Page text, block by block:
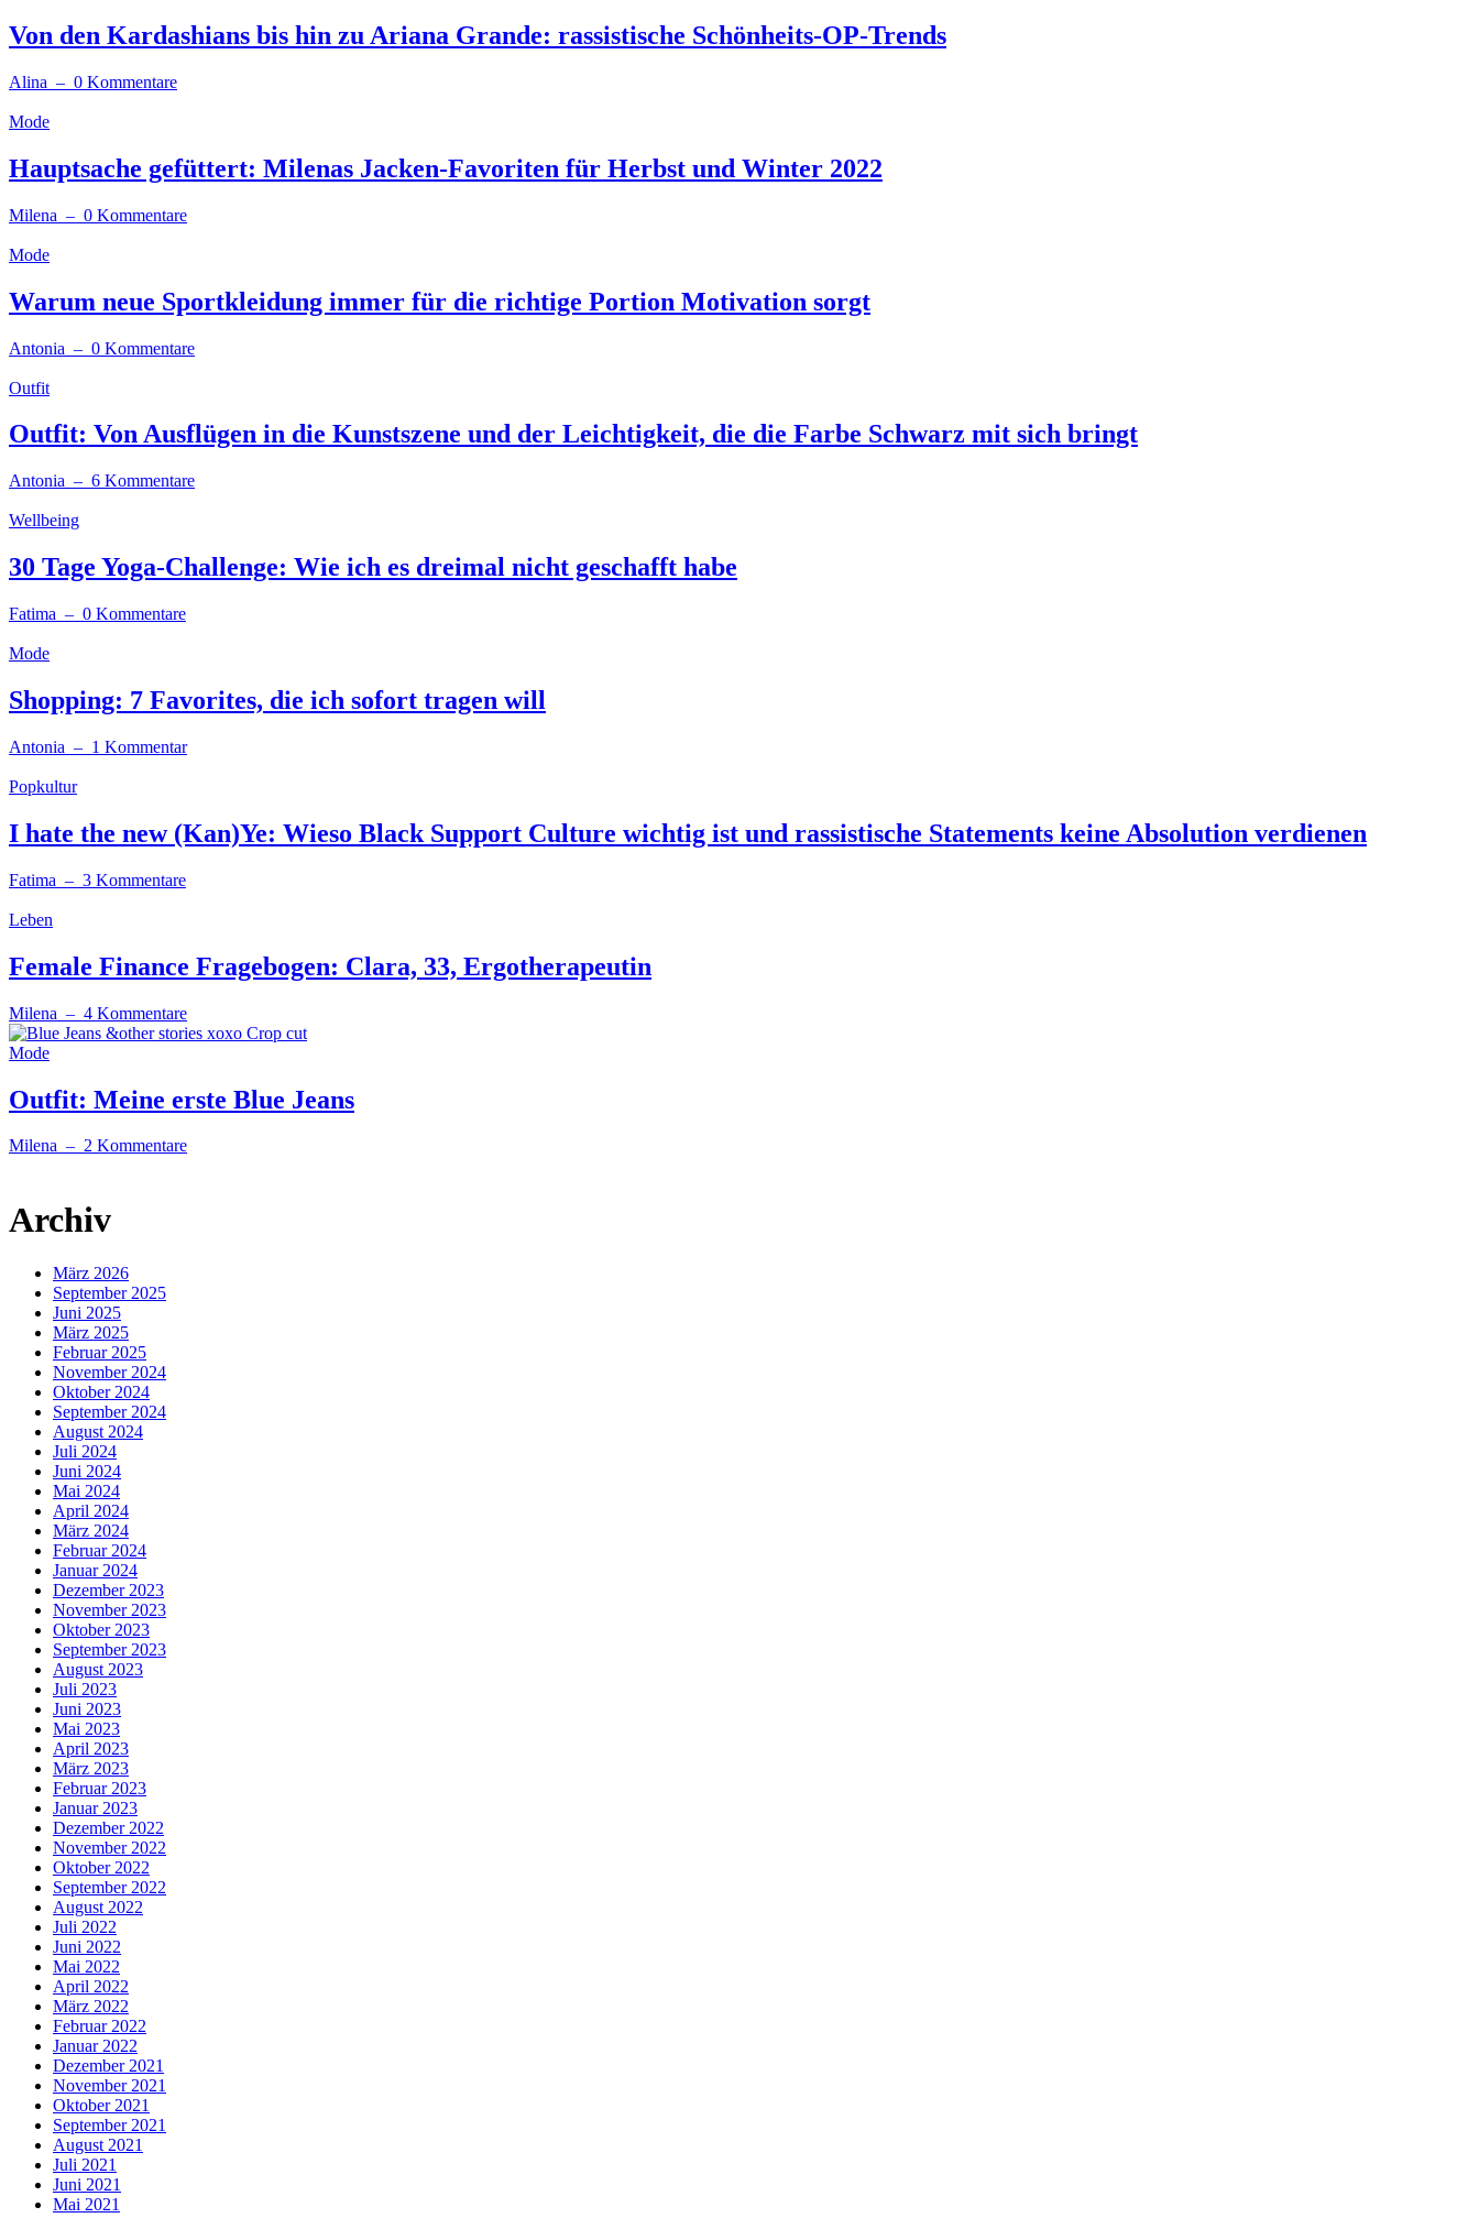
Von den Kardashians bis hin zu Ariana Grande: rassistische Schönheits-OP-Trends
Alina – 0 Kommentare
Mode
Hauptsache gefüttert: Milenas Jacken-Favoriten für Herbst und Winter 2022
Milena – 0 Kommentare
Mode
Warum neue Sportkleidung immer für die richtige Portion Motivation sorgt
Antonia – 0 Kommentare
Outfit
Outfit: Von Ausflügen in die Kunstszene und der Leichtigkeit, die die Farbe Schwarz mit sich bringt
Antonia – 6 Kommentare
Wellbeing
30 Tage Yoga-Challenge: Wie ich es dreimal nicht geschafft habe
Fatima – 0 Kommentare
Mode
Shopping: 7 Favorites, die ich sofort tragen will
Antonia – 1 Kommentar
Popkultur
I hate the new (Kan)Ye: Wieso Black Support Culture wichtig ist und rassistische Statements keine Absolution verdienen
Fatima – 3 Kommentare
Leben
Female Finance Fragebogen: Clara, 33, Ergotherapeutin
Milena – 4 Kommentare
Mode
Outfit: Meine erste Blue Jeans
Milena – 2 Kommentare
Archiv
März 2026
September 2025
Juni 2025
März 2025
Februar 2025
November 2024
Oktober 2024
September 2024
August 2024
Juli 2024
Juni 2024
Mai 2024
April 2024
März 2024
Februar 2024
Januar 2024
Dezember 2023
November 2023
Oktober 2023
September 2023
August 2023
Juli 2023
Juni 2023
Mai 2023
April 2023
März 2023
Februar 2023
Januar 2023
Dezember 2022
November 2022
Oktober 2022
September 2022
August 2022
Juli 2022
Juni 2022
Mai 2022
April 2022
März 2022
Februar 2022
Januar 2022
Dezember 2021
November 2021
Oktober 2021
September 2021
August 2021
Juli 2021
Juni 2021
Mai 2021